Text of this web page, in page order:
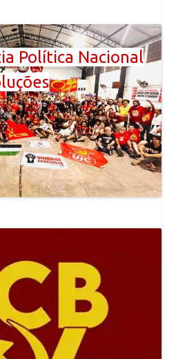
Política Nacional